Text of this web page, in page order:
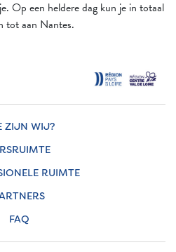
Op een heldere dag kun je in totaal
tot aan Nantes.
ZIJN WIJ?
RUIMTE
FAQ